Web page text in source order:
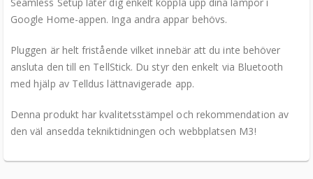
Google Home-appen. Inga andra appar behövs.
Pluggen är helt fristående vilket innebär att du inte behöver
ansluta den till en TellStick. Du styr den enkelt via Bluetooth
med hjälp av Telldus lättnavigerade app.
Denna produkt har kvalitetsstämpel och rekommendation av
den väl ansedda tekniktidningen och webbplatsen M3!